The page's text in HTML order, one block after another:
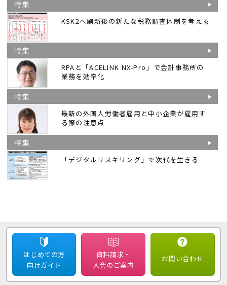
特集
KSK2へ刷新後の新たな税務調査体制を考える
特集
RPAと「ACELINK NX-Pro」で会計事務所の
業務を効率化
特集
最新の外国人労働者雇用と中小企業が雇用す
る際の注意点
特集
「デジタルリスキリング」で次代を生きる
はじめての方
向けガイド
資料請求・
入会のご案内
お問い合わせ